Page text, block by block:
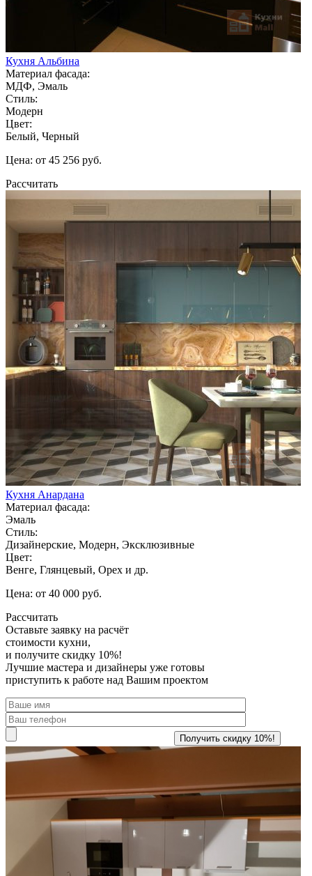
Кухня Альбина
Материал фасада:
МДФ, Эмаль
Стиль:
Модерн
Цвет:
Белый, Черный
Цена: от 45 256 руб.
Рассчитать
Кухня Анардана
Материал фасада:
Эмаль
Стиль:
Дизайнерские, Модерн, Эксклюзивные
Цвет:
Венге, Глянцевый, Орех и др.
Цена: от 40 000 руб.
Рассчитать
Оставьте заявку на расчёт
стоимости кухни,
и получите скидку 10%!
Лучшие мастера и дизайнеры уже готовы
приступить к работе над Вашим проектом